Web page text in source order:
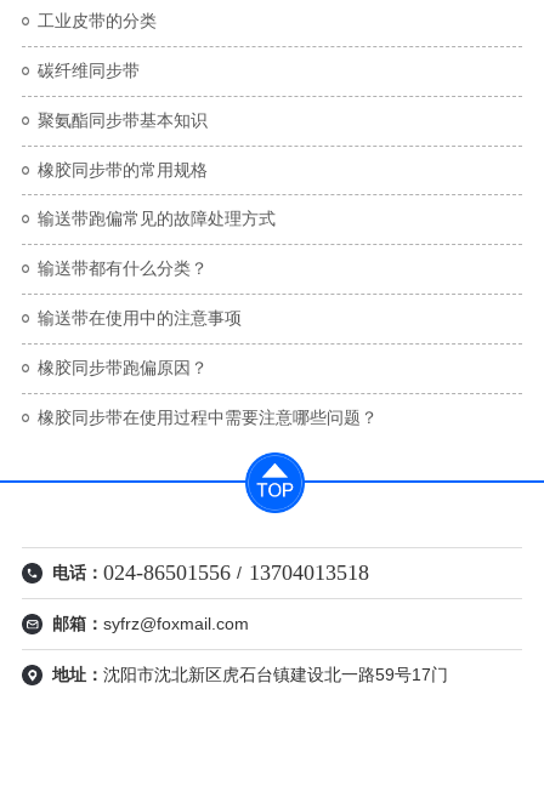
工业皮带的分类
碳纤维同步带
聚氨酯同步带基本知识
橡胶同步带的常用规格
输送带跑偏常见的故障处理方式
输送带都有什么分类？
输送带在使用中的注意事项
橡胶同步带跑偏原因？
橡胶同步带在使用过程中需要​注意哪些问题？
电话： 024-86501556 / 13704013518
邮箱： syfrz@foxmail.com
地址： 沈阳市沈北新区虎石台镇建设北一路59号17门